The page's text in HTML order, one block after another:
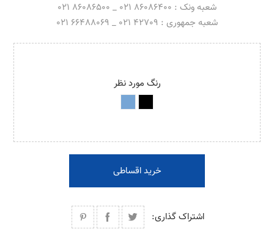
شعبه ونک : 86086400 021 _ 86086500 021
شعبه جمهوری : 42709 021 _ 66488069 021
رنگ مورد نظر
خرید اقساطی
اشتراک گذاری: